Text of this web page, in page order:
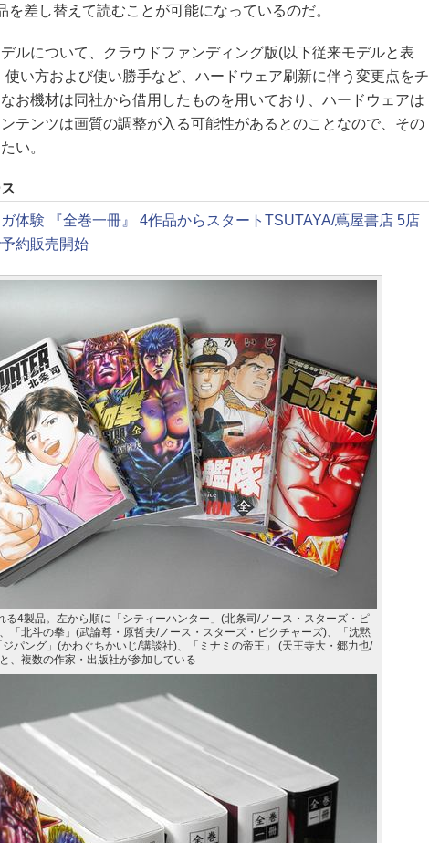
を差し替えて読むことが可能になっているのだ。
ルについて、クラウドファンディング版(以下従来モデルと表
使い方および使い勝手など、ハードウェア刷新に伴う変更点をチ
お機材は同社から借用したものを用いており、ハードウェアは
テンツは画質の調整が入る可能性があるとのことなので、その
い。
体験 『全巻一冊』 4作品からスタートTSUTAYA/蔦屋書店 5店
約販売開始
る4製品。左から順に「シティーハンター」(北条司/ノース・スターズ・ピ
「北斗の拳」(武論尊・原哲夫/ノース・スターズ・ピクチャーズ)、「沈黙
パング」(かわぐちかいじ/講談社)、「ミナミの帝王」 (天王寺大・郷力也/
、複数の作家・出版社が参加している